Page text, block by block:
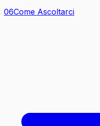
06Come Ascoltarci